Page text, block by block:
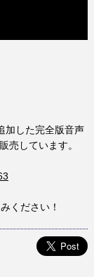
加した完全版音声
売しています。
ください！